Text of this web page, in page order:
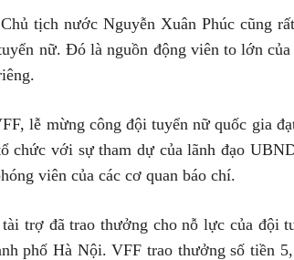
tịch nước Nguyễn Xuân Phúc cũng
nữ. Đó là nguồn động viên to lớn
lễ mừng công đội tuyển nữ quốc gia
chức với sự tham dự của lãnh đạo
viên của các cơ quan báo chí.
trợ đã trao thưởng cho nỗ lực của đội
phố Hà Nội. VFF trao thưởng số tiền